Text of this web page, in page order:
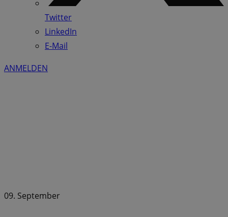
Twitter
LinkedIn
E-Mail
ANMELDEN
09. September